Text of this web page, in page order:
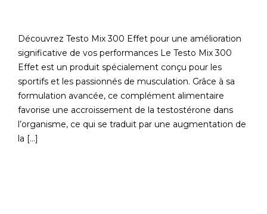
Découvrez Testo Mix 300 Effet pour une amélioration
significative de vos performances Le Testo Mix 300
Effet est un produit spécialement conçu pour les
sportifs et les passionnés de musculation. Grâce à sa
formulation avancée, ce complément alimentaire
favorise une accroissement de la testostérone dans
l’organisme, ce qui se traduit par une augmentation de
la […]